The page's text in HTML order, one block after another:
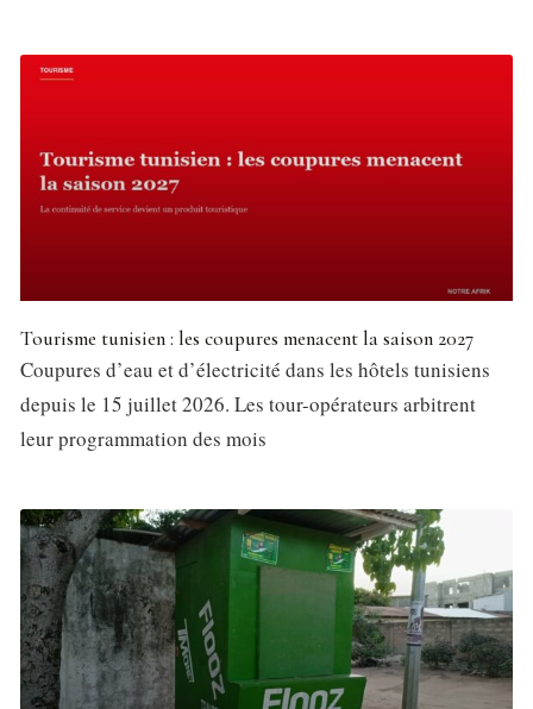
Tourisme tunisien : les coupures menacent la saison 2027
Coupures d’eau et d’électricité dans les hôtels tunisiens
depuis le 15 juillet 2026. Les tour-opérateurs arbitrent
leur programmation des mois